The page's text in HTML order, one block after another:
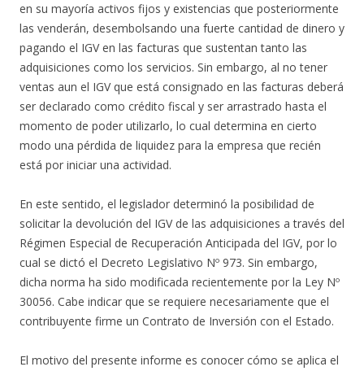
en su mayoría activos fijos y existencias que posteriormente
las venderán, desembolsando una fuerte cantidad de dinero y
pagando el IGV en las facturas que sustentan tanto las
adquisiciones como los servicios. Sin embargo, al no tener
ventas aun el IGV que está consignado en las facturas deberá
ser declarado como crédito fiscal y ser arrastrado hasta el
momento de poder utilizarlo, lo cual determina en cierto
modo una pérdida de liquidez para la empresa que recién
está por iniciar una actividad.
En este sentido, el legislador determinó la posibilidad de
solicitar la devolución del IGV de las adquisiciones a través del
Régimen Especial de Recuperación Anticipada del IGV, por lo
cual se dictó el Decreto Legislativo Nº 973. Sin embargo,
dicha norma ha sido modificada recientemente por la Ley Nº
30056. Cabe indicar que se requiere necesariamente que el
contribuyente firme un Contrato de Inversión con el Estado.
El motivo del presente informe es conocer cómo se aplica el